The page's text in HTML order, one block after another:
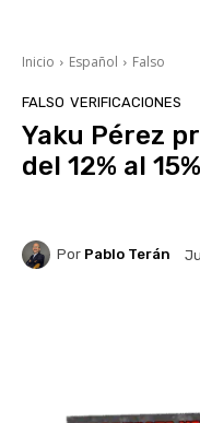
Inicio Español Falso
FALSO VERIFICACIONES
Yaku Pérez
del 12% al 15%
Por Pablo Terán